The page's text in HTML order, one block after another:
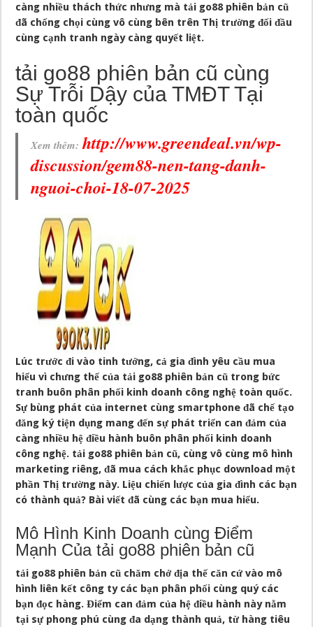
càng nhiều thách thức nhưng mà tải go88 phiên bản cũ
đã chống chọi cùng vô cùng bên trên Thị trường đối đầu
cùng cạnh tranh ngày càng quyết liệt.
tải go88 phiên bản cũ cùng
Sự Trỗi Dậy của TMĐT Tại
toàn quốc
Xem thêm:http://www.greendeal.vn/wp-
discussion/gem88-nen-tang-danh-
nguoi-choi-18-07-2025
Lúc trước đi vào tinh tướng, cả gia đình yêu cầu mua
hiểu vì chưng thế của tải go88 phiên bản cũ trong bức
tranh buôn phân phối kinh doanh công nghệ toàn quốc.
Sự bùng phát của internet cùng smartphone đã chế tạo
đăng ký tiện dụng mang đến sự phát triển can đảm của
càng nhiều hệ điều hành buôn phân phối kinh doanh
công nghệ. tải go88 phiên bản cũ, cùng vô cùng mô hình
marketing riêng, đã mua cách khắc phục download một
phần Thị trường này. Liệu chiến lược của gia đình các bạn
có thành quả? Bài viết đã cùng các bạn mua hiểu.
Mô Hình Kinh Doanh cùng Điểm
Mạnh Của tải go88 phiên bản cũ
tải go88 phiên bản cũ chăm chở địa thế căn cứ vào mô
hình liên kết công ty các bạn phân phối cùng quý các
bạn đọc hàng. Điểm can đảm của hệ điều hành này nằm
tại sự phong phú cùng đa dạng thành quả, từ hàng tiêu